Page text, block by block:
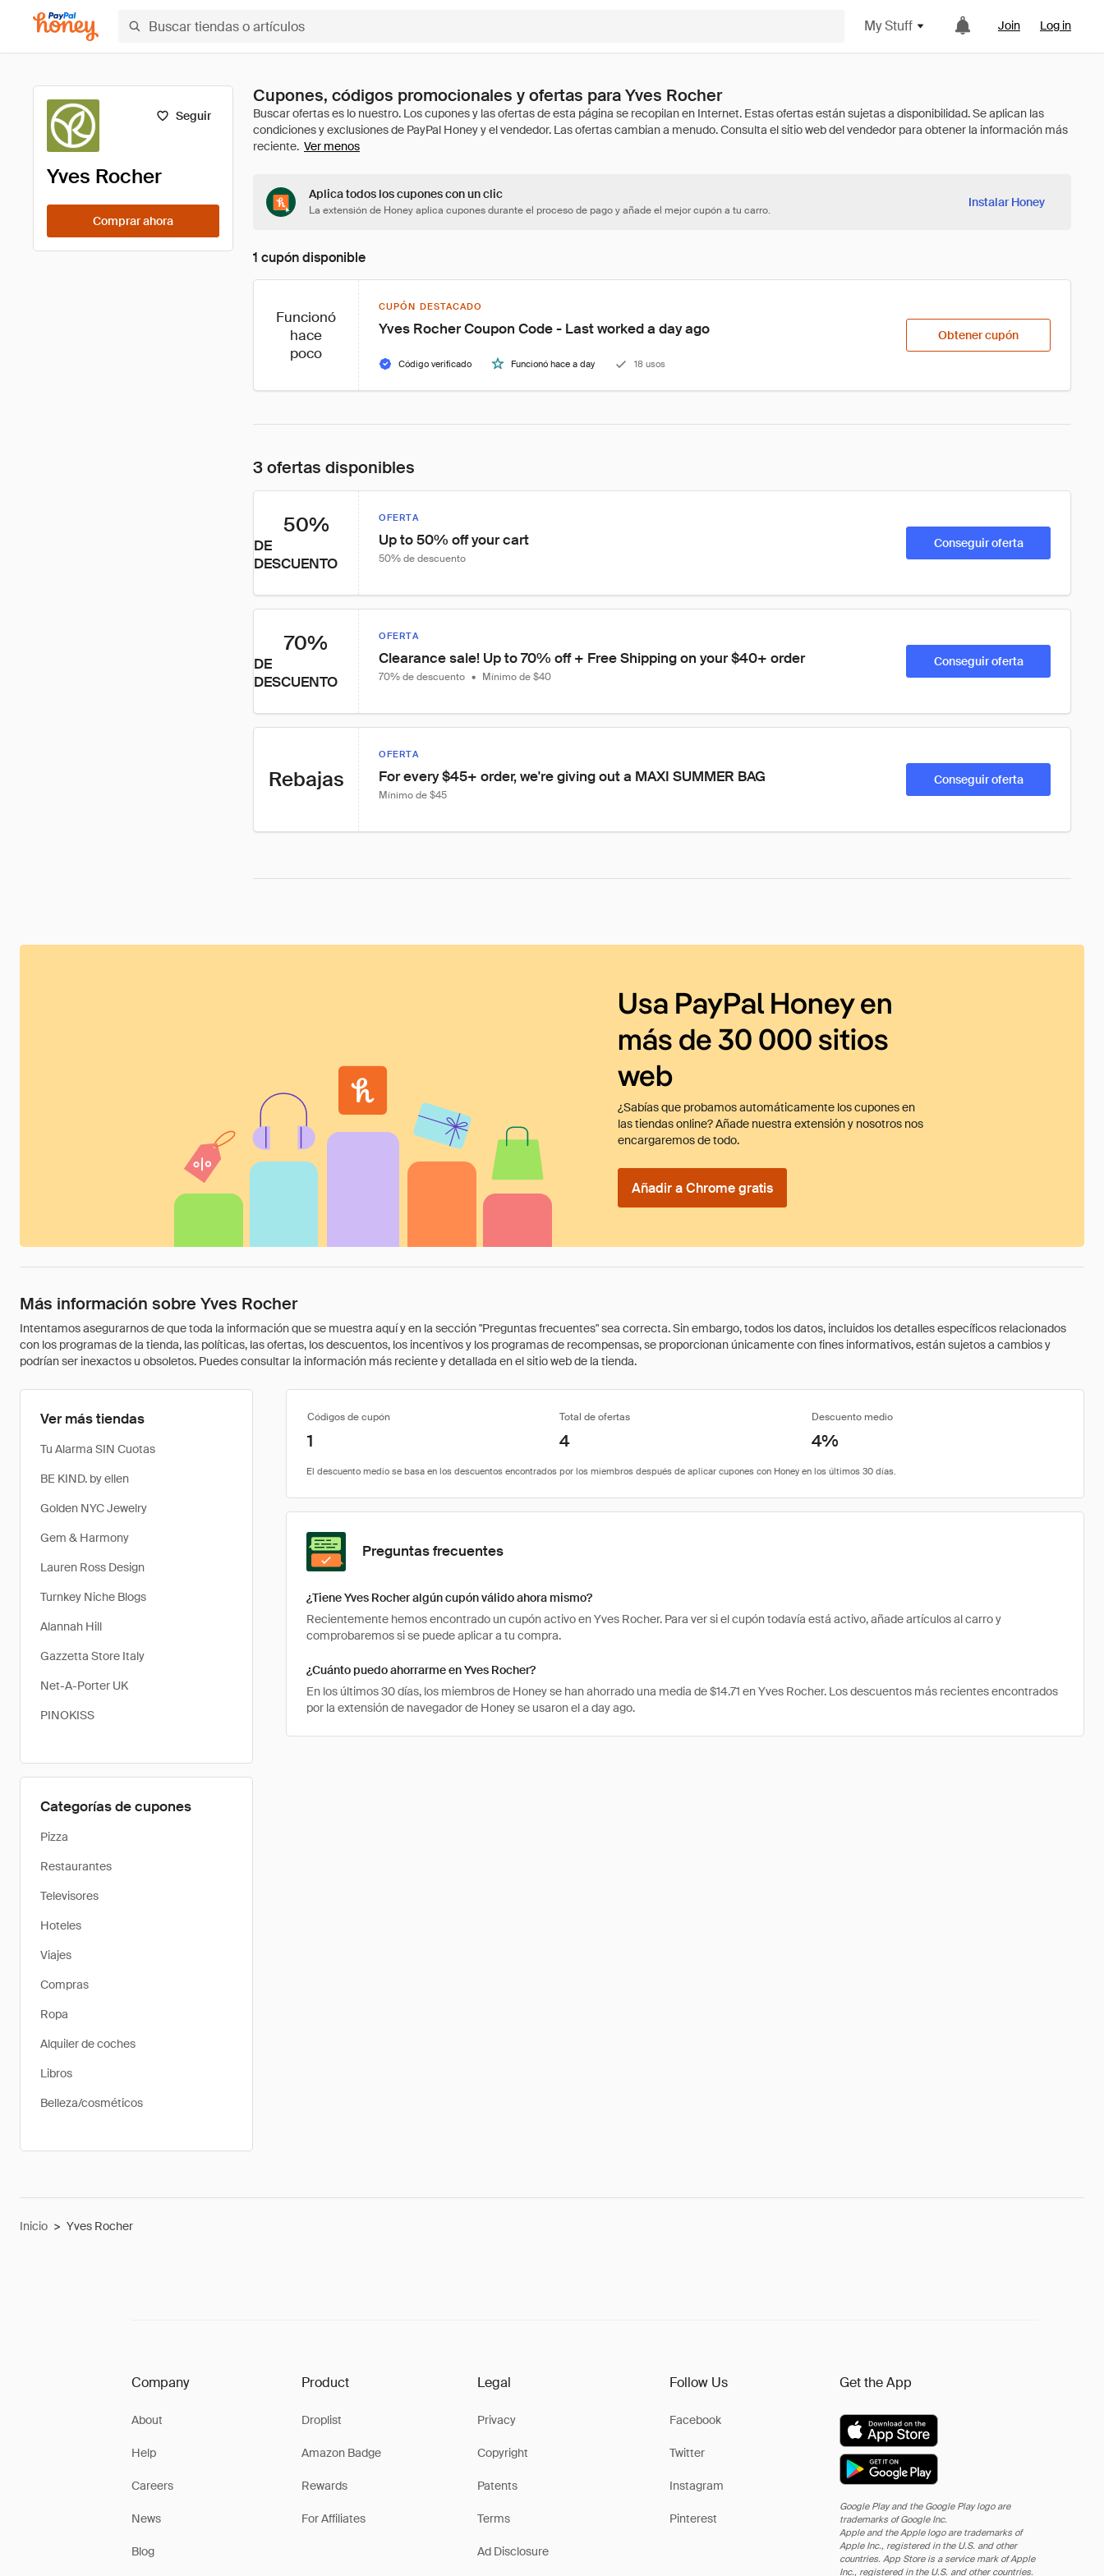
My Stuff Join Log in
Seguir
Yves Rocher
Comprar ahora
Cupones, códigos promocionales y ofertas para Yves Rocher
Ver menos
Aplica todos los cupones con un clic
La extensión de Honey aplica cupones durante el proceso de pago y añade el mejor cupón a tu carro.
Instalar Honey
1 cupón disponible
Funcionó
hace
poco
CUPÓN DESTACADO
Yves Rocher Coupon Code - Last worked a day ago
Código verificado Funcionó hace a day 18 usos
Obtener cupón
3 ofertas disponibles
50%
DE
DESCUENTO
OFERTA
Up to 50% off your cart
50% de descuento
Conseguir oferta
70%
DE
DESCUENTO
OFERTA
Clearance sale! Up to 70% off + Free Shipping on your $40+ order
70% de descuento • Mínimo de $40
Conseguir oferta
Rebajas
OFERTA
For every $45+ order, we're giving out a MAXI SUMMER BAG
Mínimo de $45
Conseguir oferta
Usa PayPal Honey en
más de 30 000 sitios
web
¿Sabías que probamos automáticamente los cupones en
las tiendas online? Añade nuestra extensión y nosotros nos
encargaremos de todo.
Añadir a Chrome gratis
Más información sobre Yves Rocher
Intentamos asegurarnos de que toda la información que se muestra aquí y en la sección "Preguntas frecuentes" sea correcta. Sin embargo, todos los datos, incluidos los detalles específicos relacionados
con los programas de la tienda, las políticas, las ofertas, los descuentos, los incentivos y los programas de recompensas, se proporcionan únicamente con fines informativos, están sujetos a cambios y
podrían ser inexactos u obsoletos. Puedes consultar la información más reciente y detallada en el sitio web de la tienda.
Ver más tiendas
Tu Alarma SIN Cuotas
BE KIND. by ellen
Golden NYC Jewelry
Gem & Harmony
Lauren Ross Design
Turnkey Niche Blogs
Alannah Hill
Gazzetta Store Italy
Net-A-Porter UK
PINOKISS
Categorías de cupones
Pizza
Restaurantes
Televisores
Hoteles
Viajes
Compras
Ropa
Alquiler de coches
Libros
Belleza/cosméticos
Códigos de cupón Total de ofertas Descuento medio
1 4 4%
Preguntas frecuentes
¿Tiene Yves Rocher algún cupón válido ahora mismo?
Recientemente hemos encontrado un cupón activo en Yves Rocher. Para ver si el cupón todavía está activo, añade artículos al carro y
comprobaremos si se puede aplicar a tu compra.
¿Cuánto puedo ahorrarme en Yves Rocher?
En los últimos 30 días, los miembros de Honey se han ahorrado una media de $14.71 en Yves Rocher. Los descuentos más recientes encontrados
por la extensión de navegador de Honey se usaron el a day ago.
Inicio > Yves Rocher
Company
About
Help
Careers
News
Blog
Product
Droplist
Amazon Badge
Rewards
For Affiliates
Legal
Privacy
Copyright
Patents
Terms
Ad Disclosure
Follow Us
Facebook
Twitter
Instagram
Pinterest
Get the App
Google Play and the Google Play logo are
trademarks of Google Inc.
Apple and the Apple logo are trademarks of
Apple Inc., registered in the U.S. and other
countries. App Store is a service mark of Apple
Inc., registered in the U.S. and other countries.